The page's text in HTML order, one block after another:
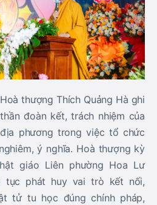
thượng Thích Quảng Hà ghi
đoàn kết, trách nhiệm của
phương trong việc tổ chức
ý nghĩa. Hoà thượng kỳ
giáo Liên phường Hoa Lư
tục phát huy vai trò kết nối,
tử tu học đúng chính pháp,